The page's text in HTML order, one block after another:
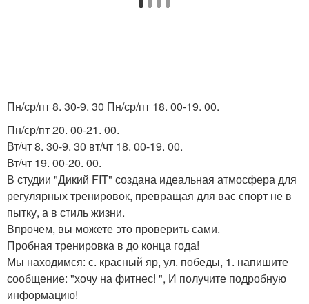
Пн/ср/пт 8. 30-9. 30 Пн/ср/пт 18. 00-19. 00.
Пн/ср/пт 20. 00-21. 00.
Вт/чт 8. 30-9. 30 вт/чт 18. 00-19. 00.
Вт/чт 19. 00-20. 00.
В студии "Дикий FIT" создана идеальная атмосфера для
регулярных тренировок, превращая для вас спорт не в
пытку, а в стиль жизни.
Впрочем, вы можете это проверить сами.
Пробная тренировка в до конца года!
Мы находимся: с. красный яр, ул. победы, 1. напишите
сообщение: "хочу на фитнес! ", И получите подробную
информацию!